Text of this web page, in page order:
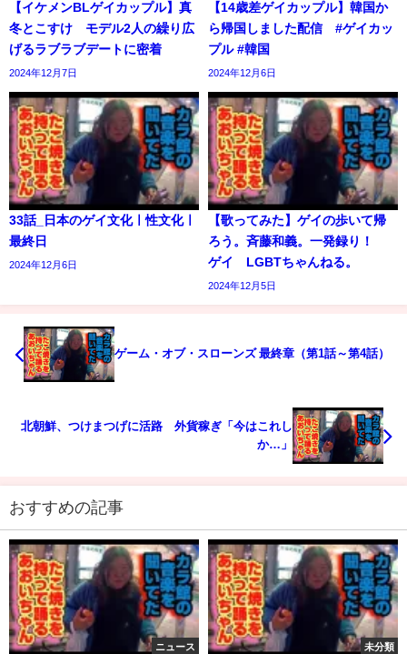
【イケメンBLゲイカップル】真
冬とこすけ モデル2人の繰り広
げるラブラブデートに密着
2024年12月7日
【14歳差ゲイカップル】韓国か
ら帰国しました配信 #ゲイカッ
プル #韓国
2024年12月6日
33話_日本のゲイ文化ㅣ性文化ㅣ
最終日
2024年12月6日
【歌ってみた】ゲイの歩いて帰
ろう。斉藤和義。一発録り！
ゲイ LGBTちゃんねる。
2024年12月5日
ゲーム・オブ・スローンズ 最終章（第1話～第4話）
北朝鮮、つけまつげに活路 外貨稼ぎ「今はこれし
か…」
おすすめの記事
ニュース 未分類